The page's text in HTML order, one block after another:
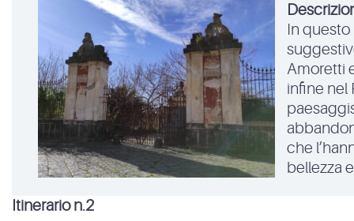
In
Amoretti
infine nel
che
bellezza
Itinerario n.2